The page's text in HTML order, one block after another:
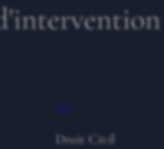
📜
Droit Civil